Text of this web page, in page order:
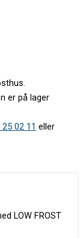
er på lager
25 02 11 eller
LOW FROST